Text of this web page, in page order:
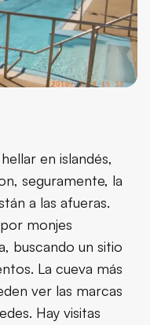
en islandés,
seguramente, la
a las afueras.
monjes
buscando un sitio
La cueva más
ver las marcas
Hay visitas